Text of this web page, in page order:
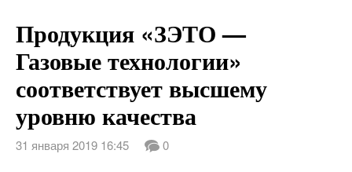
Продукция «ЗЭТО —
Газовые технологии»
соответствует высшему
уровню качества
31 января 2019 16:45 0